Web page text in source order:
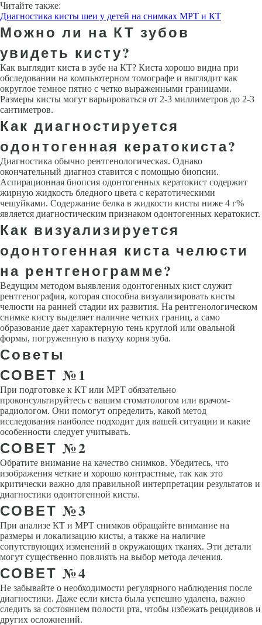
Читайте также:
Диагностика кисты шеи у детей на снимках МРТ и КТ
Можно ли на КТ зубов
увидеть кисту?
Как выглядит киста в зубе на КТ? Киста хорошо видна при
обследовании на компьютерном томографе и выглядит как
округлое темное пятно с четко выраженными границами.
Размеры кисты могут варьироваться от 2-3 миллиметров до 2-3
сантиметров.
Как диагностируется
одонтогенная кератокиста?
Диагностика обычно рентгенологическая. Однако
окончательный диагноз ставится с помощью биопсии.
Аспирационная биопсия одонтогенных кератокист содержит
жирную жидкость бледного цвета с кератотическими
чешуйками. Содержание белка в жидкости кисты ниже 4 г%
является диагностическим признаком одонтогенных кератокист.
Как визуализируется
одонтогенная киста челюсти
на рентгенограмме?
Ведущим методом выявления одонтогенных кист служит
рентгенография, которая способна визуализировать кисты
челюсти на ранней стадии их развития. На рентгенологическом
снимке кисту выделяет наличие четких границ, а само
образование дает характерную тень круглой или овальной
формы, погруженную в пазуху корня зуба.
Советы
СОВЕТ №1
При подготовке к КТ или МРТ обязательно
проконсультируйтесь с вашим стоматологом или врачом-
радиологом. Они помогут определить, какой метод
исследования наиболее подходит для вашей ситуации и какие
особенности следует учитывать.
СОВЕТ №2
Обратите внимание на качество снимков. Убедитесь, что
изображения четкие и хорошо контрастные, так как это
критически важно для правильной интерпретации результатов и
диагностики одонтогенной кисты.
СОВЕТ №3
При анализе КТ и МРТ снимков обращайте внимание на
размеры и локализацию кисты, а также на наличие
сопутствующих изменений в окружающих тканях. Эти детали
могут существенно повлиять на выбор метода лечения.
СОВЕТ №4
Не забывайте о необходимости регулярного наблюдения после
диагностики. Даже если киста была успешно удалена, важно
следить за состоянием полости рта, чтобы избежать рецидивов и
других осложнений.